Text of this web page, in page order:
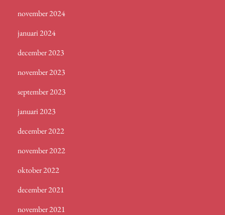
november 2024
januari 2024
december 2023
november 2023
september 2023
januari 2023
december 2022
november 2022
oktober 2022
december 2021
november 2021